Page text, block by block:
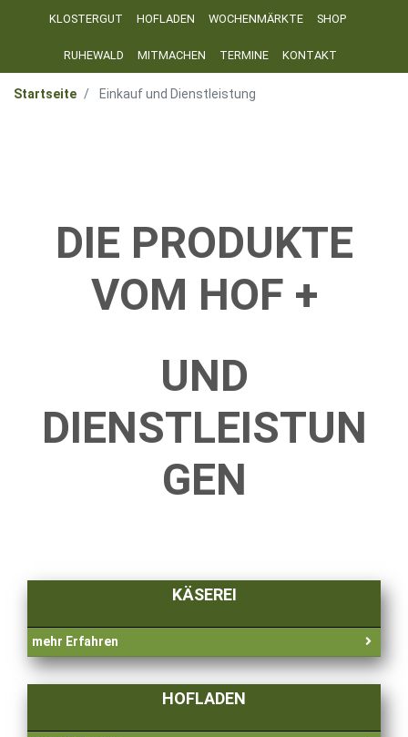
KLOSTERGUT HOFLADEN WOCHENMÄRKTE SHOP
RUHEWALD MITMACHEN TERMINE KONTAKT
Startseite Einkauf und Dienstleistung
DIE PRODUKTE
VOM HOF +
UND
DIENSTLEISTUN
GEN
KÄSEREI
mehr Erfahren
HOFLADEN